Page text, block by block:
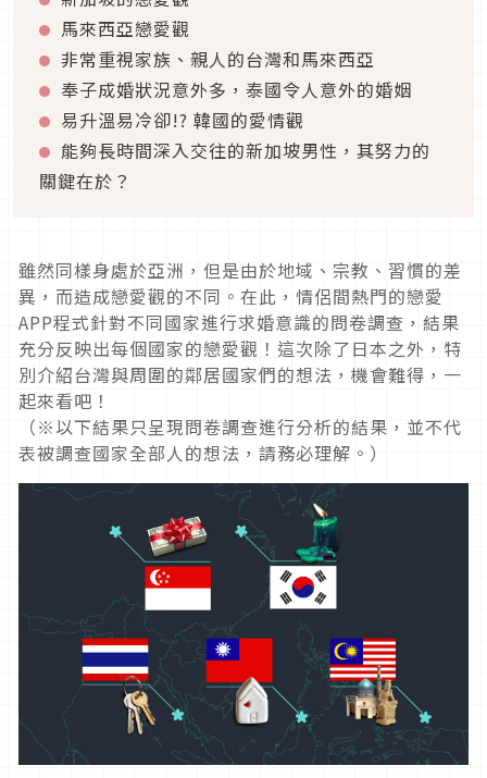
馬來西亞戀愛觀
非常重視家族、親人的台灣和馬來西亞
奉子成婚狀況意外多，泰國令人意外的婚姻
易升溫易冷卻!? 韓國的愛情觀
能夠長時間深入交往的新加坡男性，其努力的
關鍵在於？
雖然同樣身處於亞洲，但是由於地域、宗教、習慣的差
異，而造成戀愛觀的不同。在此，情侶間熱門的戀愛
APP程式針對不同國家進行求婚意識的問卷調查，結果
充分反映出每個國家的戀愛觀！這次除了日本之外，特
別介紹台灣與周圍的鄰居國家們的想法，機會難得，一
起來看吧！
（※以下結果只呈現問卷調查進行分析的結果，並不代
表被調查國家全部人的想法，請務必理解。）